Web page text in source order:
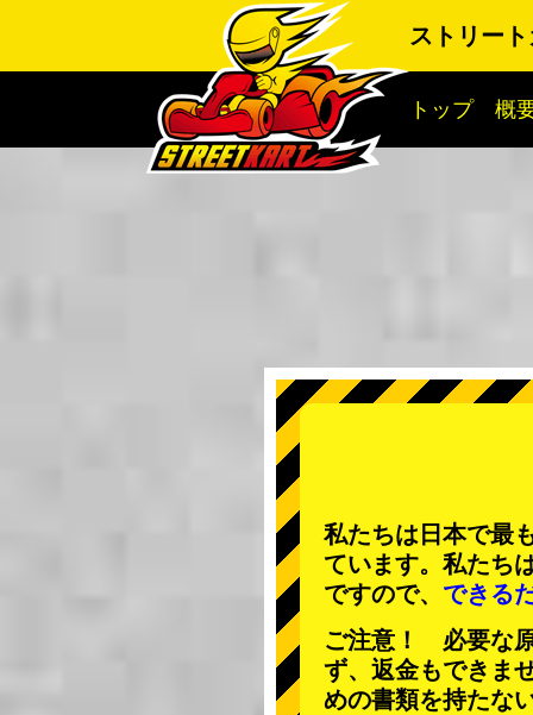
ストリー
トップ 概
私たちは日本で最
ています。私たち
ですので、 できる
ご注意！ 必要な
ず、返金もできま
めの書類を持たな